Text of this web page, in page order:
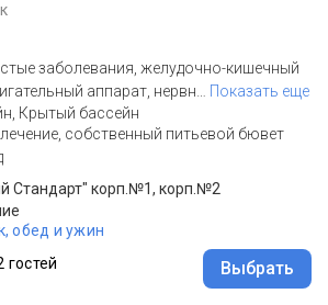
заболевания, желудочно-кишечный
аппарат, нервн
Показать еще
Крытый бассейн
собственный питьевой бювет
Стандарт" корп.№1, корп.№2
обед и ужин
гостей Выбрать